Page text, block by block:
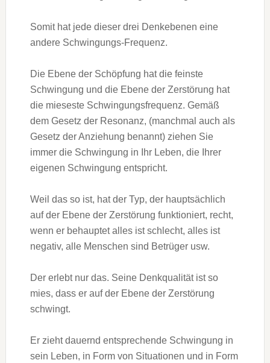
Somit hat jede dieser drei Denkebenen eine
andere Schwingungs-Frequenz.
Die Ebene der Schöpfung hat die feinste
Schwingung und die Ebene der Zerstörung hat
die mieseste Schwingungsfrequenz. Gemäß
dem Gesetz der Resonanz, (manchmal auch als
Gesetz der Anziehung benannt) ziehen Sie
immer die Schwingung in Ihr Leben, die Ihrer
eigenen Schwingung entspricht.
Weil das so ist, hat der Typ, der hauptsächlich
auf der Ebene der Zerstörung funktioniert, recht,
wenn er behauptet alles ist schlecht, alles ist
negativ, alle Menschen sind Betrüger usw.
Der erlebt nur das. Seine Denkqualität ist so
mies, dass er auf der Ebene der Zerstörung
schwingt.
Er zieht dauernd entsprechende Schwingung in
sein Leben, in Form von Situationen und in Form